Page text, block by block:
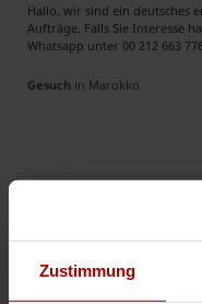
Zustimmung
Hallo, wir sind ein deutsches
Aufträge. Falls Sie Interesse
Whatsapp unter 00 212 663
Gesuch in Marokko
Auftrag vergeben